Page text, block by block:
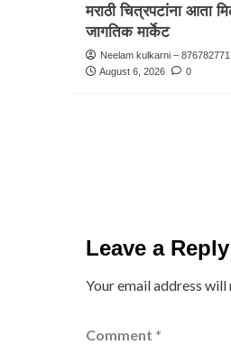
मराठी चित्रपटांना आता
जागतिक मार्केट
Neelam kulkarni –
August 6, 2026
0
Leave a Reply
Your email address
Comment *